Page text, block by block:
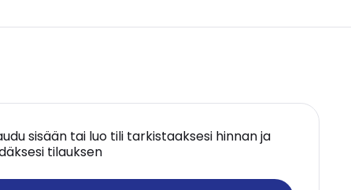
sisään tai luo tili tarkistaaksesi hinnan ja
tilauksen